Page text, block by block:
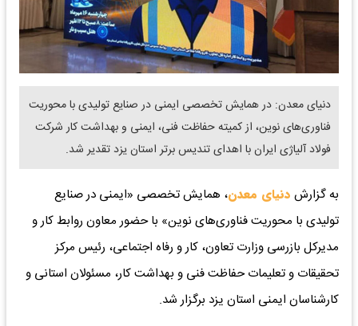
دنیای معدن: در همایش تخصصی ایمنی در صنایع تولیدی با محوریت
فناوری‌های نوین، از کمیته حفاظت فنی، ایمنی و بهداشت کار شرکت
فولاد آلیاژی ایران با اهدای تندیس برتر استان یزد تقدیر شد.
به گزارش دنیای معدن، همایش تخصصی «ایمنی در صنایع
تولیدی با محوریت فناوری‌های نوین» با حضور معاون روابط کار و
مدیرکل بازرسی وزارت تعاون، کار و رفاه اجتماعی، رئیس مرکز
تحقیقات و تعلیمات حفاظت فنی و بهداشت کار، مسئولان استانی و
کارشناسان ایمنی استان یزد برگزار شد.